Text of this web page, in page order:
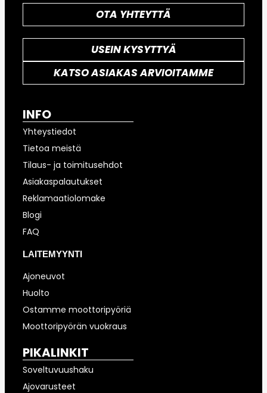
OTA YHTEYTTÄ
USEIN KYSYTTYÄ
KATSO ASIAKAS ARVIOITAMME
INFO
Yhteystiedot
Tietoa meistä
Tilaus- ja toimitusehdot
Asiakaspalautukset
Reklamaatiolomake
Blogi
FAQ
LAITEMYYNTI
Ajoneuvot
Huolto
Ostamme moottoripyöriä
Moottoripyörän vuokraus
PIKALINKIT
Soveltuvuushaku
Ajovarusteet